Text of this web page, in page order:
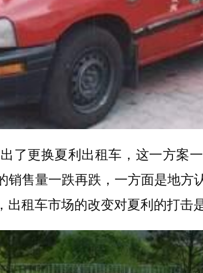
了更换夏利出租车，这一方案
销售量一跌再跌，一方面是地方
租车市场的改变对夏利的打击